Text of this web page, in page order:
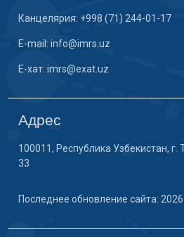
Канцелярия: +998 (71) 244-01-17
E-mail: info@imrs.uz
E-хат: imrs@exat.uz
Адрес
100011, Республика Узбекистан,
33
Последнее обновление сайта: